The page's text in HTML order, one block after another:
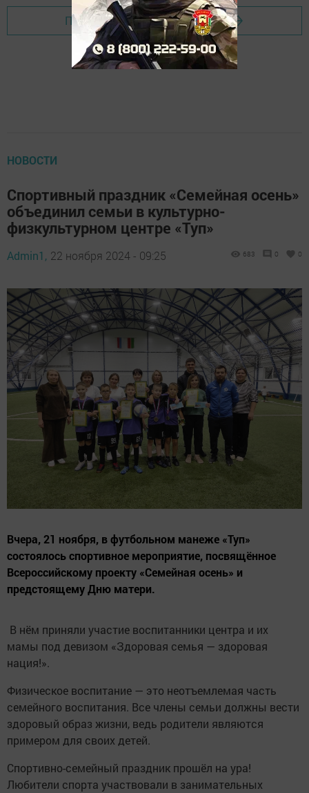
Перейти на страницу новости
НОВОСТИ
Спортивный праздник «Семейная осень»
объединил семьи в культурно-
физкультурном центре «Туп»
Admin1, 22 ноября 2024 - 09:25 683 0 0
Вчера, 21 ноября, в футбольном манеже «Туп»
состоялось спортивное мероприятие, посвящённое
Всероссийскому проекту «Семейная осень» и
предстоящему Дню матери.
В нём приняли участие воспитанники центра и их
мамы под девизом «Здоровая семья — здоровая
нация!».
Физическое воспитание — это неотъемлемая часть
семейного воспитания. Все члены семьи должны вести
здоровый образ жизни, ведь родители являются
примером для своих детей.
Спортивно-семейный праздник прошёл на ура!
Любители спорта участвовали в занимательных